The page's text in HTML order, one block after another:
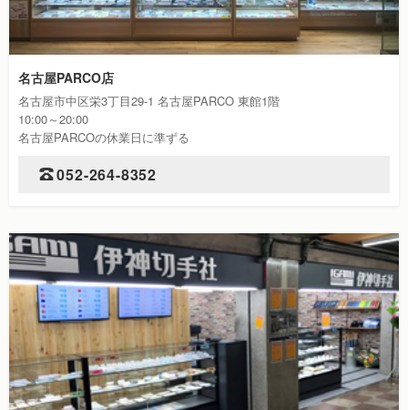
名古屋PARCO店
名古屋市中区栄3丁目29-1 名古屋PARCO 東館1階
10:00～20:00
名古屋PARCOの休業日に準ずる
052-264-8352